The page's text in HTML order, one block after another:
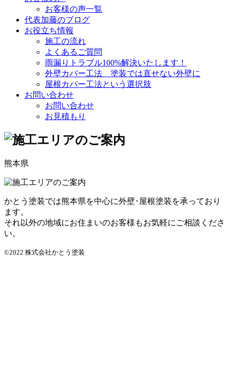
お客様の声一覧
代表加藤のブログ
お役立ち情報
施工の流れ
よくあるご質問
雨漏りトラブル100%解決いたします！
外壁カバー工法 塗装では直せない外壁に
屋根カバー工法という選択肢
お問い合わせ
お問い合わせ
お見積もり
熊本県
かとう塗装では熊本県を中心に外壁･屋根塗装を承っており
ます。
それ以外の地域にお住まいのお客様もお気軽にご相談くださ
い。
©2022 株式会社かとう塗装